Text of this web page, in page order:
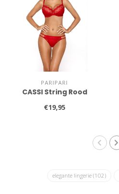
PARIPARI
CASSI String Rood
€19,95
elegante lingerie (102)